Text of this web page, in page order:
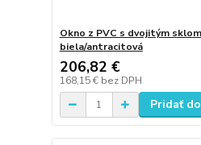
Okno z PVC s dvojitým
biela/antracitová
206,82 €
168,15 € bez DPH
Pridať